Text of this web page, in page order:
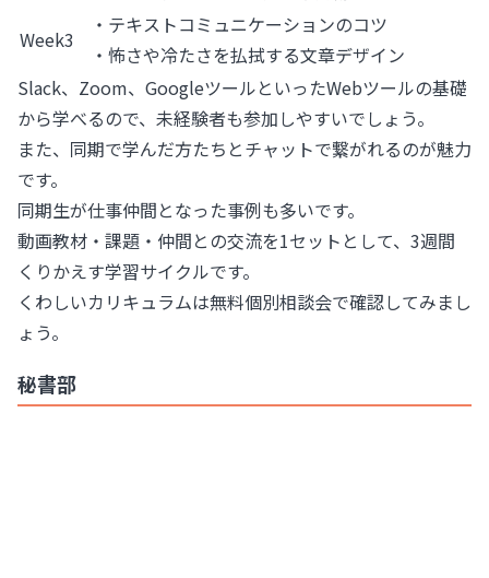
Week3
・テキストコミュニケーションのコツ
・怖さや冷たさを払拭する文章デザイン
Slack、Zoom、GoogleツールといったWebツールの基礎
から学べるので、未経験者も参加しやすいでしょう。
また、同期で学んだ方たちとチャットで繋がれるのが魅力
です。
同期生が仕事仲間となった事例も多いです。
動画教材・課題・仲間との交流を1セットとして、3週間
くりかえす学習サイクルです。
くわしいカリキュラムは無料個別相談会で確認してみまし
ょう。
秘書部